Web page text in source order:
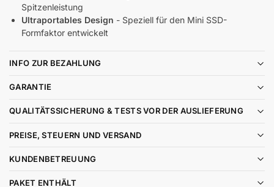
Spitzenleistung
Ultraportables Design - Speziell für den Mini SSD-
Formfaktor entwickelt
INFO ZUR BEZAHLUNG
GARANTIE
QUALITÄTSSICHERUNG & TESTS VOR DER AUSLIEFERUNG
PREISE, STEUERN UND VERSAND
KUNDENBETREUUNG
PAKET ENTHÄLT